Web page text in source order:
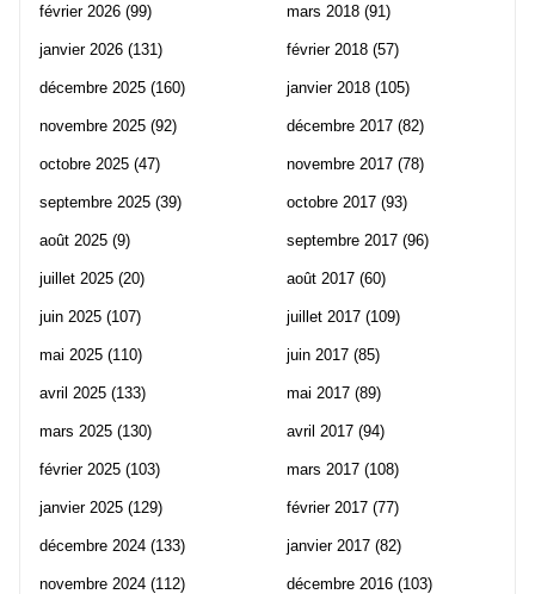
février 2026 (99)
janvier 2026 (131)
décembre 2025 (160)
novembre 2025 (92)
octobre 2025 (47)
septembre 2025 (39)
août 2025 (9)
juillet 2025 (20)
juin 2025 (107)
mai 2025 (110)
avril 2025 (133)
mars 2025 (130)
février 2025 (103)
janvier 2025 (129)
décembre 2024 (133)
novembre 2024 (112)
mars 2018 (91)
février 2018 (57)
janvier 2018 (105)
décembre 2017 (82)
novembre 2017 (78)
octobre 2017 (93)
septembre 2017 (96)
août 2017 (60)
juillet 2017 (109)
juin 2017 (85)
mai 2017 (89)
avril 2017 (94)
mars 2017 (108)
février 2017 (77)
janvier 2017 (82)
décembre 2016 (103)